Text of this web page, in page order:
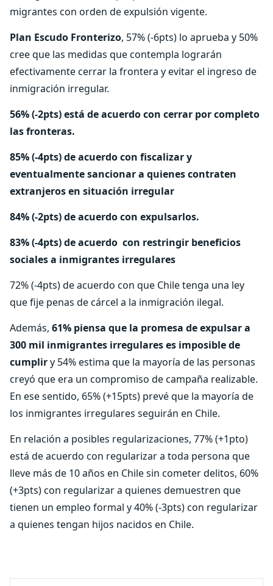
migrantes con orden de expulsión vigente.
Plan Escudo Fronterizo, 57% (-6pts) lo aprueba y 50%
cree que las medidas que contempla lograrán
efectivamente cerrar la frontera y evitar el ingreso de
inmigración irregular.
56% (-2pts) está de acuerdo con cerrar por completo
las fronteras.
85% (-4pts) de acuerdo con fiscalizar y
eventualmente sancionar a quienes contraten
extranjeros en situación irregular
84% (-2pts) de acuerdo con expulsarlos.
83% (-4pts) de acuerdo con restringir beneficios
sociales a inmigrantes irregulares
72% (-4pts) de acuerdo con que Chile tenga una ley
que fije penas de cárcel a la inmigración ilegal.
Además, 61% piensa que la promesa de expulsar a
300 mil inmigrantes irregulares es imposible de
cumpliry 54% estima que la mayoría de las personas
creyó que era un compromiso de campaña realizable.
En ese sentido, 65% (+15pts) prevé que la mayoría de
los inmigrantes irregulares seguirán en Chile.
En relación a posibles regularizaciones, 77% (+1pto)
está de acuerdo con regularizar a toda persona que
lleve más de 10 años en Chile sin cometer delitos, 60%
(+3pts) con regularizar a quienes demuestren que
tienen un empleo formal y 40% (-3pts) con regularizar
a quienes tengan hijos nacidos en Chile.